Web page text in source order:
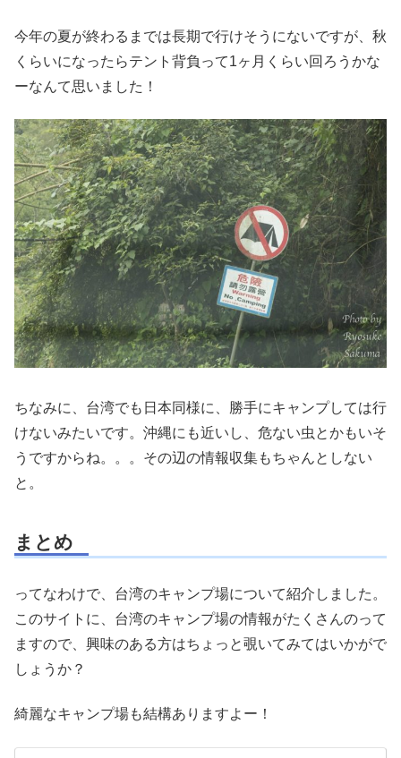
今年の夏が終わるまでは長期で行けそうにないですが、秋
くらいになったらテント背負って1ヶ月くらい回ろうかな
ーなんて思いました！
ちなみに、台湾でも日本同様に、勝手にキャンプしては行
けないみたいです。沖縄にも近いし、危ない虫とかもいそ
うですからね。。。その辺の情報収集もちゃんとしない
と。
まとめ
ってなわけで、台湾のキャンプ場について紹介しました。
このサイトに、台湾のキャンプ場の情報がたくさんのって
ますので、興味のある方はちょっと覗いてみてはいかがで
しょうか？
綺麗なキャンプ場も結構ありますよー！